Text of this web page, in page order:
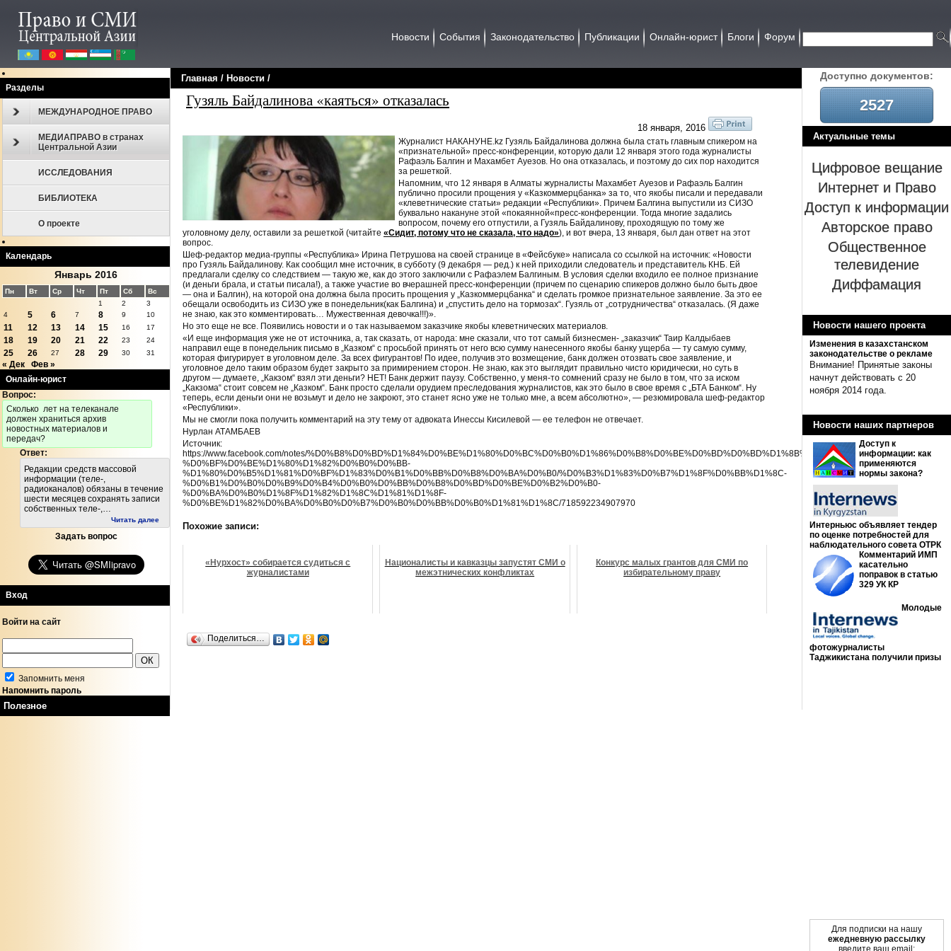
Новости События Законодательство Публикации Онлайн-юрист Блоги Форум
Доcтупно документов:
2527
Актуальные темы
Цифровое вещание
Интернет и Право
Доступ к информации
Авторское право
Общественное
телевидение
Диффамация
Новости нашего проекта
Изменения в казахстанском
законодательстве о рекламе
Внимание! Принятые законы
начнут действовать с 20
ноября 2014 года.
Новости наших партнеров
Доступ к
информации: как
применяются
нормы закона?
Интерньюс объявляет тендер
по оценке потребностей для
наблюдательного совета ОТРК
Комментарий ИМП
касательно
поправок в статью
329 УК КР
Молодые
фотожурналисты
Таджикистана получили призы
Для подписки на нашу
ежедневную рассылку
введите ваш email:
Разделы
МЕЖДУНАРОДНОЕ ПРАВО
МЕДИАПРАВО в странах
Центральной Азии
ИССЛЕДОВАНИЯ
БИБЛИОТЕКА
О проекте
Календарь
Январь 2016
Пн Вт Ср Чт Пт Сб
Вс
1
2
3
4
5 6 7 8 9 10
11 12 13 14 15 16 17
18 19 20 21 22 23 24
25 26 27 28 29 30 31
« Дек
Фев »
Онлайн-юрист
Вопрос:
Cколько лет на телеканале
должен храниться архив
новостных материалов и
передач?
Ответ:
Редакции средств массовой
информации (теле-,
радиоканалов) обязаны в течение
шести месяцев сохранять записи
собственных теле-,…
Читать далее
Задать вопрос
Вход
Войти на сайт
Запомнить меня
Напомнить пароль
Полезное
Главная / Новости /
Гузяль Байдалинова «каяться» отказалась
18 января, 2016
Журналист НАКАНУНЕ.kz Гузяль Байдалинова должна была стать главным спикером на
«признательной» пресс-конференции, которую дали 12 января этого года журналисты
Рафаэль Балгин и Махамбет Ауезов. Но она отказалась, и поэтому до сих пор находится
за решеткой.
Напомним, что 12 января в Алматы журналисты Махамбет Ауезов и Рафаэль Балгин
публично просили прощения у «Казкоммерцбанка» за то, что якобы писали и передавали
«клеветнические статьи» редакции «Республики». Причем Балгина выпустили из СИЗО
буквально накануне этой «покаянной«пресс-конференции. Тогда многие задались
вопросом, почему его отпустили, а Гузяль Байдалинову, проходящую по тому же
уголовному делу, оставили за решеткой (читайте «Сидит, потому что не сказала, что надо»), и вот вчера, 13 января, был дан ответ на этот
вопрос.
Шеф-редактор медиа-группы «Республика» Ирина Петрушова на своей странице в «Фейсбуке» написала со ссылкой на источник: «Новости
про Гузяль Байдалинову. Как сообщил мне источник, в субботу (9 декабря — ред.) к ней приходили следователь и представитель КНБ. Ей
предлагали сделку со следствием — такую же, как до этого заключили с Рафаэлем Балгиным. В условия сделки входило ее полное признание
(и деньги брала, и статьи писала!), а также участие во вчерашней пресс-конференции (причем по сценарию спикеров должно было быть двое
— она и Балгин), на которой она должна была просить прощения у „Казкоммерцбанка“ и сделать громкое признательное заявление. За это ее
обещали освободить из СИЗО уже в понедельник(как Балгина) и „спустить дело на тормозах“. Гузяль от „сотрудничества“ отказалась. (Я даже
не знаю, как это комментировать… Мужественная девочка!!!)».
Но это еще не все. Появились новости и о так называемом заказчике якобы клеветнических материалов.
«И еще информация уже не от источника, а, так сказать, от народа: мне сказали, что тот самый бизнесмен- „заказчик“ Таир Калдыбаев
направил еще в понедельник письмо в „Казком“ с просьбой принять от него всю сумму нанесенного якобы банку ущерба — ту самую сумму,
которая фигурирует в уголовном деле. За всех фигурантов! По идее, получив это возмещение, банк должен отозвать свое заявление, и
уголовное дело таким образом будет закрыто за примирением сторон. Не знаю, как это выглядит правильно чисто юридически, но суть в
другом — думаете, „Какзом“ взял эти деньги? НЕТ! Банк держит паузу. Собственно, у меня-то сомнений сразу не было в том, что за иском
„Какзома“ стоит совсем не „Казком“. Банк просто сделали орудием преследования журналистов, как это было в свое время с „БТА Банком“. Ну
теперь, если деньги они не возьмут и дело не закроют, это станет ясно уже не только мне, а всем абсолютно», — резюмировала шеф-редактор
«Республики».
Мы не смогли пока получить комментарий на эту тему от адвоката Инессы Кисилевой — ее телефон не отвечает.
Нурлан АТАМБАЕВ
Источник:
https://www.facebook.com/notes/%D0%B8%D0%BD%D1%84%D0%BE%D1%80%D0%BC%D0%B0%D1%86%D0%B8%D0%BE%D0%BD%D0%BD%D1%8B%D0%B9-
%D0%BF%D0%BE%D1%80%D1%82%D0%B0%D0%BB-
%D1%80%D0%B5%D1%81%D0%BF%D1%83%D0%B1%D0%BB%D0%B8%D0%BA%D0%B0/%D0%B3%D1%83%D0%B7%D1%8F%D0%BB%D1%8C-
%D0%B1%D0%B0%D0%B9%D0%B4%D0%B0%D0%BB%D0%B8%D0%BD%D0%BE%D0%B2%D0%B0-
%D0%BA%D0%B0%D1%8F%D1%82%D1%8C%D1%81%D1%8F-
%D0%BE%D1%82%D0%BA%D0%B0%D0%B7%D0%B0%D0%BB%D0%B0%D1%81%D1%8C/718592234907970
Похожие записи:
«Нурхост» собирается судиться с
журналистами
Националисты и кавказцы запустят СМИ о
межэтнических конфликтах
Конкурс малых грантов для СМИ по
избирательному праву
Поделиться…